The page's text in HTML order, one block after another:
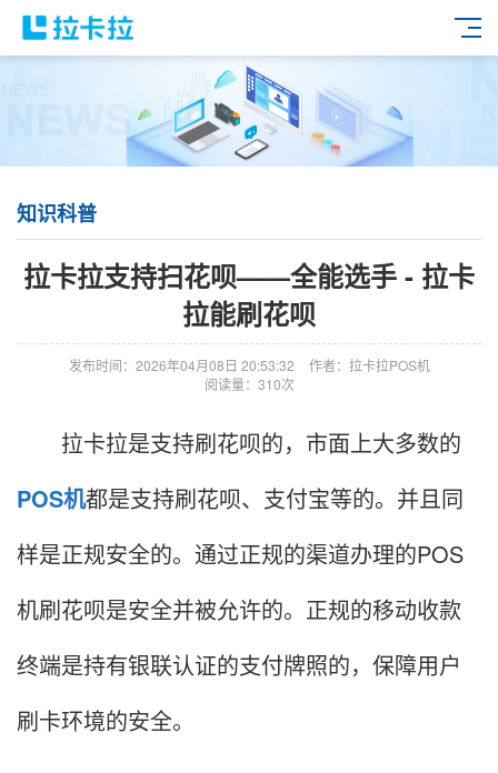
知识科普
拉卡拉支持扫花呗——全能选手 - 拉卡
拉能刷花呗
发布时间：2026年04月08日 20:53:32
作者：拉卡拉POS机
阅读量：310次
拉卡拉是支持刷花呗的，市面上大多数的
POS机都是支持刷花呗、支付宝等的。并且同
样是正规安全的。通过正规的渠道办理的POS
机刷花呗是安全并被允许的。正规的移动收款
终端是持有银联认证的支付牌照的，保障用户
刷卡环境的安全。